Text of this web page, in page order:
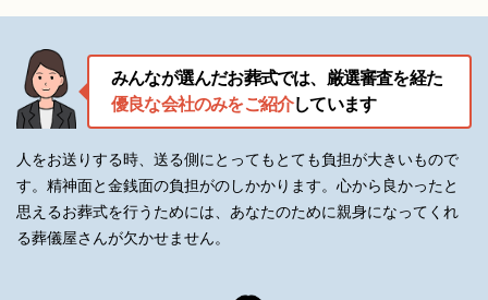
みんなが選んだお葬式では、厳選審査を経た
優良な会社のみをご紹介しています
人をお送りする時、送る側にとってもとても負担が大きいもので
す。精神面と金銭面の負担がのしかかります。 心から良かったと
思えるお葬式を行うためには、あなたのために親身になってくれ
る葬儀屋さんが欠かせません。